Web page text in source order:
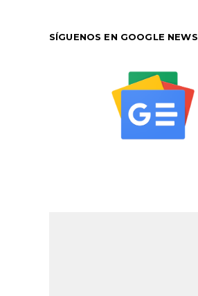
SÍGUENOS EN GOOGLE NEWS